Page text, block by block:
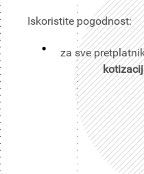
Iskoristite pogodnost:
za sve